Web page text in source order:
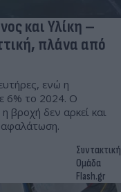
και Υλίκη –
πλάνα από
ενώ η
6% το 2024. Ο
βροχή δεν αρκεί και
αφαλάτωση.
Συντακτική
Ομάδα
Flash.gr